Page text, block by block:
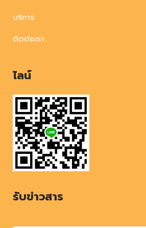
บริการ
ติดต่อเรา
ไลน์
รับข่าวสาร